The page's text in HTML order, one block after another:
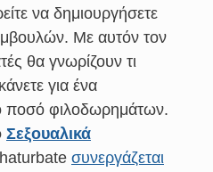
να δημιουργήσετε
Με αυτόν τον
θα γνωρίζουν τι
για ένα
ποσό φιλοδωρημάτων.
Σεξουαλικά
συνεργάζεται